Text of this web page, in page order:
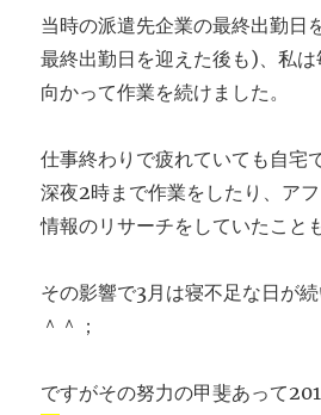
当時の派遣先企業の最終出勤日
最終出勤日を迎えた後も)、私
向かって作業を続けました。
仕事終わりで疲れていても自宅
深夜2時まで作業をしたり、ア
情報のリサーチをしていたこと
その影響で3月は寝不足な日が
＾＾；
ですがその努力の甲斐あって